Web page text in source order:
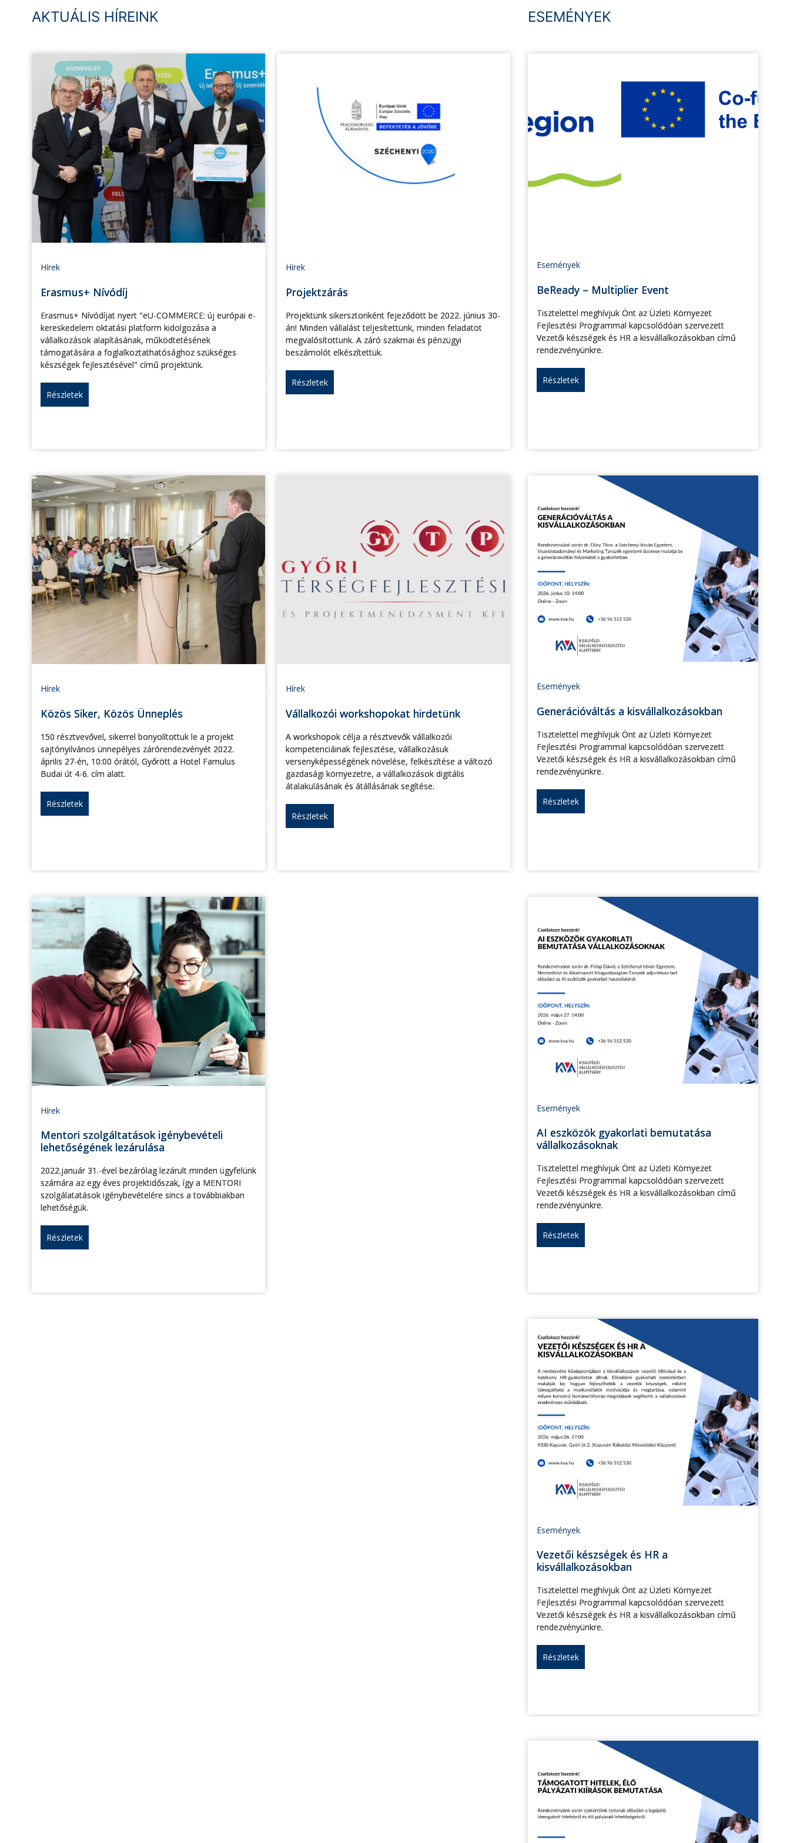
AKTUÁLIS HÍREINK
Hírek
Erasmus+ Nívódíj
Erasmus+ Nívódíjat nyert "eU-COMMERCE: új európai e-
kereskedelem oktatási platform kidolgozása a
vállalkozások alapításának, működtetésének
támogatására a foglalkoztathatósághoz szükséges
készségek fejlesztésével" című projektünk.
Részletek
Hírek
Projektzárás
Projektünk sikersztoriként fejeződött be 2022. június 30-
án! Minden vállalást teljesítettünk, minden feladatot
megvalósítottunk. A záró szakmai és pénzügyi
beszámolót elkészítettük.
Részletek
Hírek
Közös Siker, Közös Ünneplés
150 résztvevővel, sikerrel bonyolítottuk le a projekt
sajtónyilvános ünnepélyes zárórendezvényét 2022.
április 27-én, 10:00 órától, Győrött a Hotel Famulus
Budai út 4-6. cím alatt.
Részletek
Hírek
Vállalkozói workshopokat hirdetünk
A workshopok célja a résztvevők vállalkozói
kompetenciáinak fejlesztése, vállalkozásuk
versenyképességének növelése, felkészítése a változó
gazdasági környezetre, a vállalkozások digitális
átalakulásának és átállásának segítése.
Részletek
Hírek
Mentori szolgáltatások igénybevételi
lehetőségének lezárulása
2022.január 31.-ével bezárólag lezárult minden ügyfelünk
számára az egy éves projektidőszak, így a MENTORI
szolgálatatások igénybevételére sincs a továbbiakban
lehetőségük.
Részletek
ESEMÉNYEK
Események
BeReady – Multiplier Event
Tisztelettel meghívjuk Önt az Üzleti Környezet
Fejlesztési Programmal kapcsolódóan szervezett
Vezetői készségek és HR a kisvállalkozásokban című
rendezvényünkre.
Részletek
Események
Generációváltás a kisvállalkozásokban
Tisztelettel meghívjuk Önt az Üzleti Környezet
Fejlesztési Programmal kapcsolódóan szervezett
Vezetői készségek és HR a kisvállalkozásokban című
rendezvényünkre.
Részletek
Események
AI eszközök gyakorlati bemutatása
vállalkozásoknak
Tisztelettel meghívjuk Önt az Üzleti Környezet
Fejlesztési Programmal kapcsolódóan szervezett
Vezetői készségek és HR a kisvállalkozásokban című
rendezvényünkre.
Részletek
Események
Vezetői készségek és HR a
kisvállalkozásokban
Tisztelettel meghívjuk Önt az Üzleti Környezet
Fejlesztési Programmal kapcsolódóan szervezett
Vezetői készségek és HR a kisvállalkozásokban című
rendezvényünkre.
Részletek